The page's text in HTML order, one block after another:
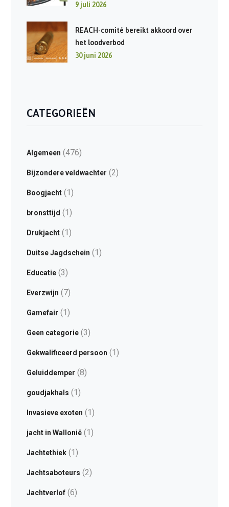
9 juli 2026
REACH-comité bereikt akkoord over
het loodverbod
30 juni 2026
CATEGORIEËN
Algemeen (476)
Bijzondere veldwachter (2)
Boogjacht(1)
bronsttijd (1)
Drukjacht(1)
Duitse Jagdschein (1)
Educatie(3)
Everzwijn (7)
Gamefair (1)
Geen categorie(3)
Gekwalificeerd persoon (1)
Geluiddemper (8)
goudjakhals (1)
Invasieve exoten (1)
jacht in Wallonië(1)
Jachtethiek(1)
Jachtsaboteurs (2)
Jachtverlof(6)